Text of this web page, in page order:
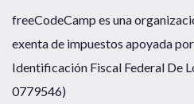
freeCodeCamp es una
exenta de impuestos apoyada
Identificación Fiscal Federal De
0779546)